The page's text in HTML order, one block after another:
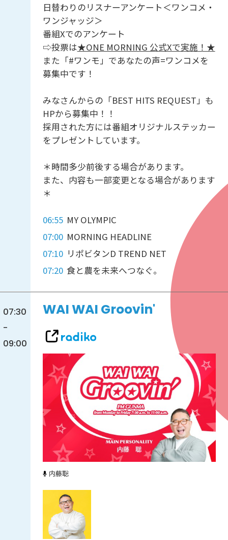
日替わりのリスナーアンケート＜ワンコメ・
ワンジャッジ＞
番組Xでのアンケート
⇨投票は★ONE MORNING 公式Xで実施！★
また「#ワンモ」であなたの声=ワンコメを
募集中です！
みなさんからの「BEST HITS REQUEST」も
HPから募集中！！
採用された方には番組オリジナルステッカー
をプレゼントしています。
＊時間多少前後する場合があります。
また、内容も一部変更となる場合があります
＊
06:55 MY OLYMPIC
07:00 MORNING HEADLINE
07:10 リポビタンD TREND NET
07:20 食と農を未来へつなぐ。
07:30
-
09:00
WAI WAI Groovin'
内藤聡